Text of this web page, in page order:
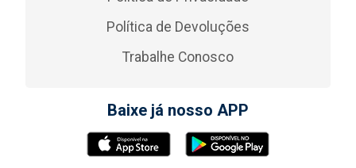
Política de Devoluções
Trabalhe Conosco
Baixe já nosso APP